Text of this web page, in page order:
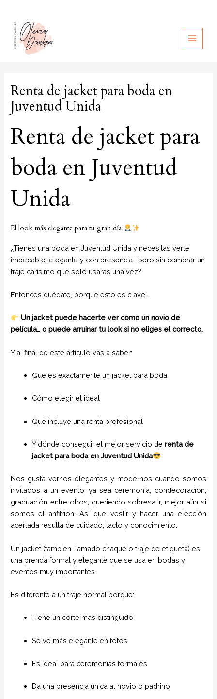
contenido
MAIN
Renta de jacket para boda en
Juventud Unida
Renta de jacket para
boda en Juventud
Unida
El look más elegante para tu gran día
¿Tienes una boda en Juventud Unida y necesitas verte
impecable, elegante y con presencia… pero sin comprar un
traje carísimo que solo usarás una vez?
Entonces quédate, porque esto es clave…
Un jacket puede hacerte ver como un novio de
película… o puede arruinar tu look si no eliges el correcto.
Y al final de este artículo vas a saber:
Qué es exactamente un jacket para boda
Cómo elegir el ideal
Qué incluye una renta profesional
Y dónde conseguir el mejor servicio derenta de
jacket para boda en Juventud Unida
Nos gusta vernos elegantes y modernos cuando somos
invitados a un evento, ya sea ceremonia, condecoración,
graduación entre otros, queriendo sobresalir, mejor aún si
somos el anfitrión. Así que vestir y hacer una elección
acertada resulta de cuidado, tacto y conocimiento.
Un jacket (también llamado chaqué o traje de etiqueta) es
una prenda formal y elegante que se usa en bodas y
eventos muy importantes.
Es diferente a un traje normal porque:
Tiene un corte más distinguido
Se ve más elegante en fotos
Es ideal para ceremonias formales
Da una presencia única al novio o padrino